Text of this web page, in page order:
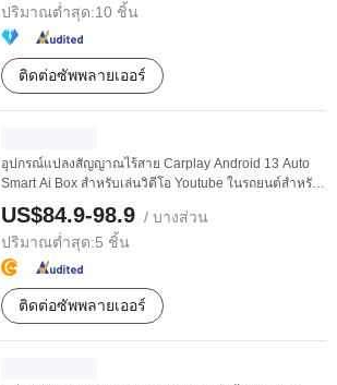
ปริมาณต่ำสุด:10 ชิ้น
ติดต่อซัพพลายเออร์
อุปกรณ์แปลงสัญญาณไร้สาย Carplay Android 13 Auto
Smart Ai Box สำหรับเล่นวิดีโอ Youtube ในรถยนต์สำหรับ
US$84.9-98.9 / บางส่วน
ปริมาณต่ำสุด:5 ชิ้น
ติดต่อซัพพลายเออร์